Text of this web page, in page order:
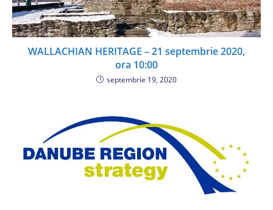
WALLACHIAN HERITAGE – 21 septembrie 2020,
ora 10:00
septembrie 19, 2020